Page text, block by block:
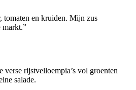
tomaten en kruiden. Mijn zus
markt.”
verse rijstvelloempia’s vol groenten
salade.